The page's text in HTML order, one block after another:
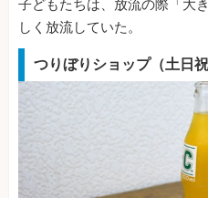
子どもたちは、放流の際「大
しく放流していた。
つりぼりショップ（土日祝